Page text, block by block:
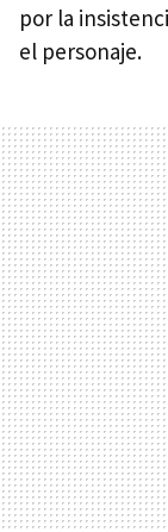
por la
el personaje.